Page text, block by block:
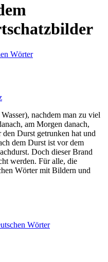
nachdem man zu viel
am Morgen danach,
Durst getrunken hat und
dem Durst ist vor dem
Doch dieser Brand
werden. Für alle, die
Wörter mit Bildern und